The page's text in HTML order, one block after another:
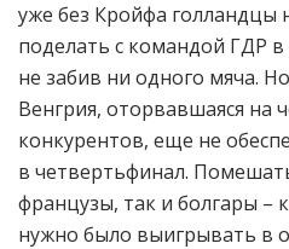
уже без Кройфа голландцы
поделать с командой ГДР в
не забив ни одного мяча.
Венгрия, оторвавшаяся на
конкурентов, еще не
в четвертьфинал.
французы, так и болгары –
нужно было выигрывать в